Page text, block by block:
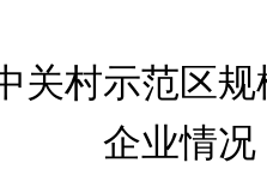
关村示范区
企业情况